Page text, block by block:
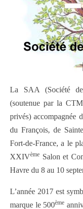
La SAA (Société
(soutenue par la
privés) accompagnée
du François, de
Fort-de-France, a le
XXIVème Salon et
Havre du 8 au 10
L’année 2017 est
marque le 500ème